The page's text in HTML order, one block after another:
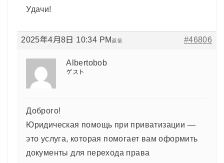
Удачи!
2025年4月8日 10:34 PM #46806
返信
Albertobob
ゲスト
Доброго!
Юридическая помощь при приватизации —
это услуга, которая помогает вам оформить
документы для перехода права